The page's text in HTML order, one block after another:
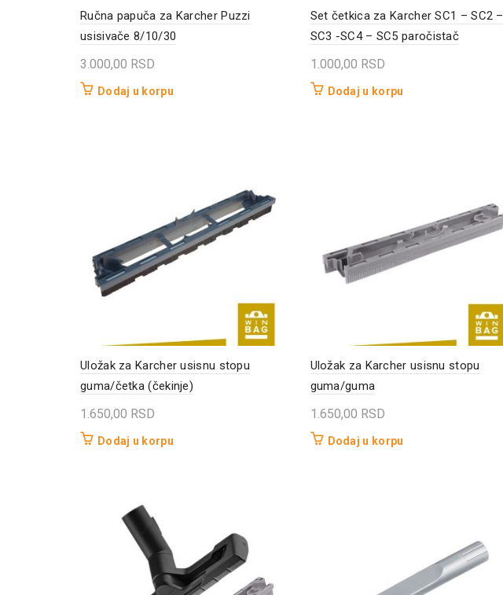
Ručna papuča za Karcher Puzzi
usisivače 8/10/30
3.000,00 RSD
Dodaj u korpu
Set četkica za Karcher SC1 – SC2 –
SC3 -SC4 – SC5 paročistač
1.000,00 RSD
Dodaj u korpu
Uložak za Karcher usisnu stopu
guma/četka (čekinje)
1.650,00 RSD
Dodaj u korpu
Uložak za Karcher usisnu stopu
guma/guma
1.650,00 RSD
Dodaj u korpu